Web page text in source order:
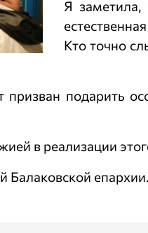
Я
Кто точно
призван подарить
в реализации
Балаковской епархии.